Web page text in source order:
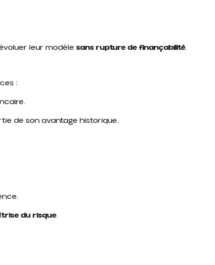
leur modèle sans rupture de finançabilité.
:
de son avantage historique.
du risque.